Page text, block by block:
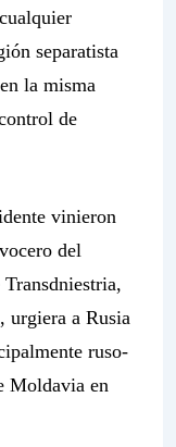
separatista
la misma
de
vinieron
del
urgiera a Rusia
ruso-
Moldavia en